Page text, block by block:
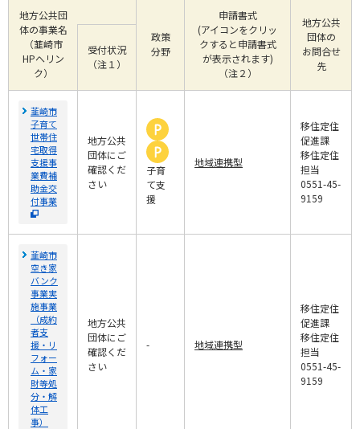
地方公共団
体の事業名
（韮崎市
HPへリン
ク）
政策
分野
申請書式
(アイコンをクリッ
クすると申請書式
が表示されます)
（注２）
地方公共
団体の
お問合せ
先
受付状況
（注１）
韮崎市
子育て
世帯住
宅取得
支援事
業費補
助金交
付事業
地方公共
団体にご
確認くだ
さい
子育
て支
援
地域連携型
移住定住
促進課
移住定住
担当
0551-45-
9159
韮崎市
空き家
バンク
事業実
施事業
（成約
者支
援・リ
フォー
ム・家
財等処
分・解
体工
事）
地方公共
団体にご
確認くだ
さい
- 地域連携型
移住定住
促進課
移住定住
担当
0551-45-
9159